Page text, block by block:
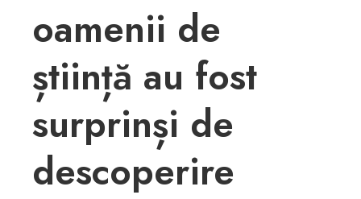
oamenii de
știință au fost
surprinși de
descoperire